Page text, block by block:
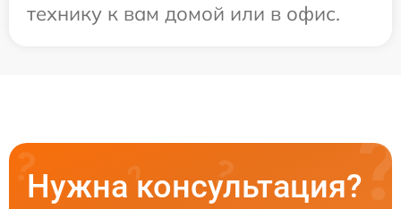
технику к вам домой или в офис.
Нужна консультация?